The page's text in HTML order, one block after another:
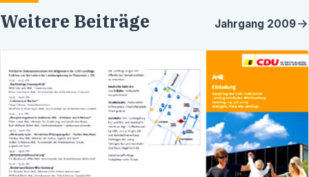
Weitere Beiträge Jahrgang 2009